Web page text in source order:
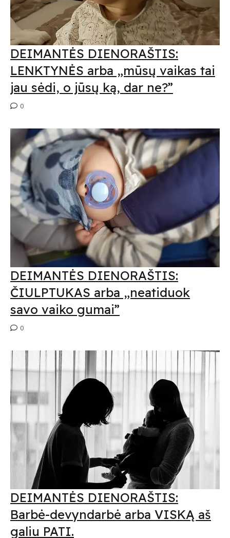
DEIMANTĖS DIENORAŠTIS:
LENKTYNĖS arba „mūsų vaikas tai
jau sėdi, o jūsų ką, dar ne?”
0
DEIMANTĖS DIENORAŠTIS:
ČIULPTUKAS arba „neatiduok
savo vaiko gumai”
0
DEIMANTĖS DIENORAŠTIS:
Barbė-devyndarbė arba VISKĄ aš
galiu PATI.